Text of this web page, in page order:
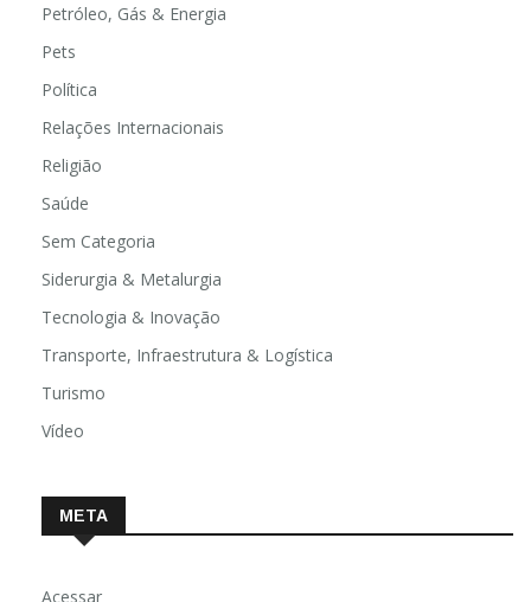
Petróleo, Gás & Energia
Pets
Política
Relações Internacionais
Religião
Saúde
Sem Categoria
Siderurgia & Metalurgia
Tecnologia & Inovação
Transporte, Infraestrutura & Logística
Turismo
Vídeo
META
Acessar